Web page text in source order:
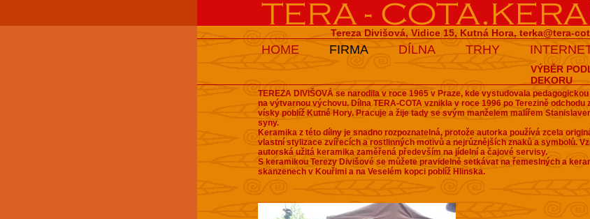
Tereza Divišová, Vidice 15, Kutná Hora, terka@tera-
HOME FIRMA DÍLNA TRHY
VÝBĚR
DEKORU
TEREZA DIVIŠOVÁ se narodila v roce 1965 v Praze, kde vystudovala
na výtvarnou výchovu. Dílna TERA-COTA vznikla v roce 1996 po Terezině odchodu
vísky poblíž Kutné Hory. Pracuje a žije tady se svým manželem malířem
syny.
Keramika z této dílny je snadno rozpoznatelná, protože autorka používá zcela
vlastní stylizace zvířecích a rostlinných motivů a nejrůznějších znaků a symbolů.
autorská užitá keramika zaměřená především na jídelní a čajové servisy.
S keramikou Terezy Divišové se můžete pravidelně setkávat na řemeslných a
skanzenech v Kouřimi a na Veselém kopci poblíž Hlinska.